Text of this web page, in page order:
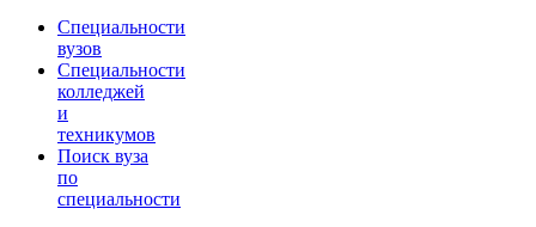
Специальности
вузов
Специальности
колледжей
и
техникумов
Поиск вуза
по
специальности